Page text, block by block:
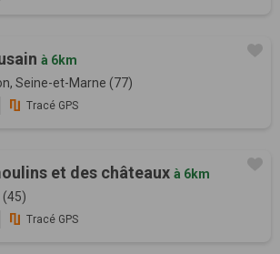
à 6km
Seine-et-Marne (77)
Tracé GPS
et des châteaux à 6km
(45)
Tracé GPS